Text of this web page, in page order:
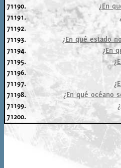
71190.
¿En
71191.
71192.
71193.
¿En qué estado
71194.
¿En
71195.
71196.
71197.
71198.
¿En qué océano
71199.
71200.